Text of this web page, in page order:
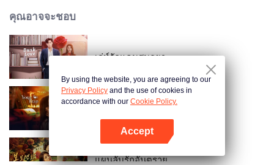
คุณอาจจะชอบ
เล่ห์รักแดนสนธยา
กับดักรักลวงใจ
แผนลับรักอันตราย
By using the website, you are agreeing to our
Privacy Policy and the use of cookies in
accordance with our Cookie Policy.
Accept